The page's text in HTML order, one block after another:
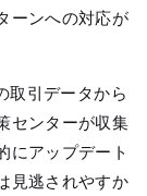
ーンへの対応が
取引データから
センターが収集
にアップデート
見逃されやすか